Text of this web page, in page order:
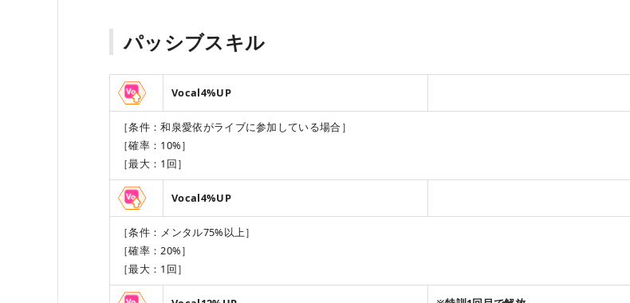
パッシブスキル
Vocal4%UP
［条件：和泉愛依がライブに参加している場合］
［確率：10%］
［最大：1回］
Vocal4%UP
［条件：メンタル75%以上］
［確率：20%］
［最大：1回］